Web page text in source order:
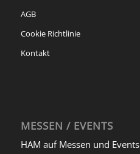
AGB
Cookie Richtlinie
Kontakt
MESSEN / EVENTS
HAM auf Messen und Events